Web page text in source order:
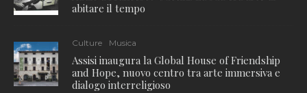
abitare il tempo
Culture Musica
Assisi inaugura la Global House of Friendship
and Hope, nuovo centro tra arte immersiva e
dialogo interreligioso